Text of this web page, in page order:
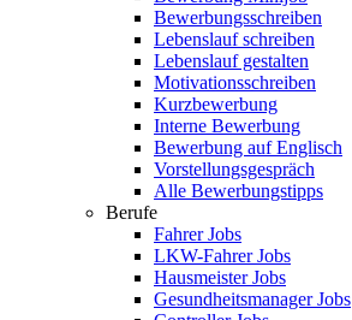
Bewerbungsschreiben
Lebenslauf schreiben
Lebenslauf gestalten
Motivationsschreiben
Kurzbewerbung
Interne Bewerbung
Bewerbung auf Englisch
Vorstellungsgespräch
Alle Bewerbungstipps
Berufe
Fahrer Jobs
LKW-Fahrer Jobs
Hausmeister Jobs
Gesundheitsmanager Jobs